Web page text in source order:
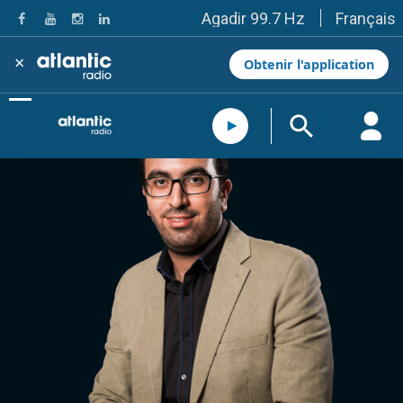
Agadir 99.7 Hz
Tanger 103.3 Hz
Tétouan 87.8 Hz
Fès 98.8 Hz
Meknès 97.2 Hz
El Jadida 97.3
Settat 104,6
Essaouira 96.6
Taounate 95.6
Tiznit 103.1
SkhourRhamna 92.2
Taroudant 104.9
Guelmim 91.9
Tan-Tan 95.2
Tafraout 104.9
Casablanca 92.5 Hz
Rabat, Salé 106.9 Hz
Marrakech 90.5 Hz
Français
× Obtenir l'application